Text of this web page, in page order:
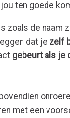
ten goede
zoals de naam
dat je zelf
gebeurt als je
met een